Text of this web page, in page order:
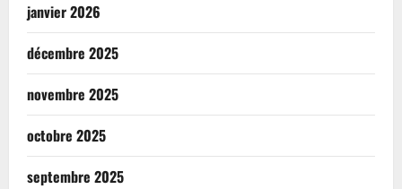
janvier 2026
décembre 2025
novembre 2025
octobre 2025
septembre 2025